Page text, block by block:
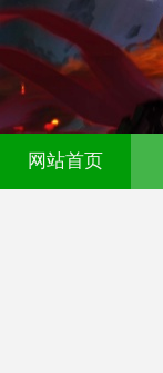
网站首页